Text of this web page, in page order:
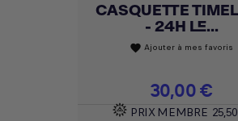
CASQUETTE
- 24H LE...
favorite Ajouter à mes favoris
Prix
30,00 €
PRIX MEMBRE